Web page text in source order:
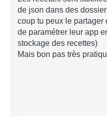
de json dans des
coup tu peux le partager
de paramétrer leur app
stockage des recettes)
Mais bon pas très